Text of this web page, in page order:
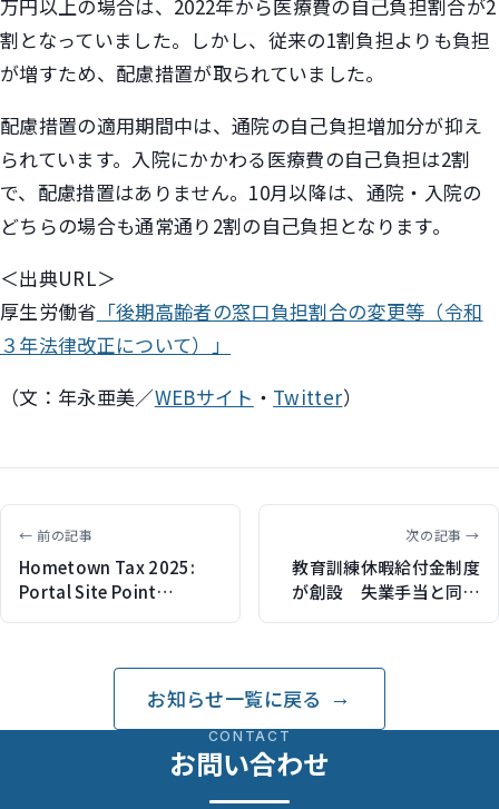
万円以上の場合は、2022年から医療費の自己負担割合が2
割となっていました。しかし、従来の1割負担よりも負担
が増すため、配慮措置が取られていました。
配慮措置の適用期間中は、通院の自己負担増加分が抑え
られています。入院にかかわる医療費の自己負担は2割
で、配慮措置はありません。10月以降は、通院・入院の
どちらの場合も通常通り2割の自己負担となります。
＜出典URL＞
厚生労働省 「後期高齢者の窓口負担割合の変更等（令和
３年法律改正について）」
（文：年永亜美／WEBサイト ・ Twitter）
← 前の記事
Hometown Tax 2025:
Portal Site Point
次の記事 →
教育訓練休暇給付金制度
が創設 失業手当と同額
お知らせ一覧に戻る
CONTACT
お問い合わせ